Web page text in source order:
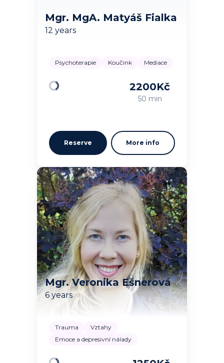
Mgr. MgA. Matyáš Fialka
12 years
Psychoterapie Koučink Mediace
2200Kč
50 min
Reserve More info
Mgr. Veronika Ešnerová
6 years
Trauma
Vztahy
Emoce a depresivní nálady